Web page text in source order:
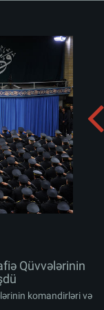
Qüvvələrinin
Albomu yüklə:
Qüvvələrinin
komandirləri və